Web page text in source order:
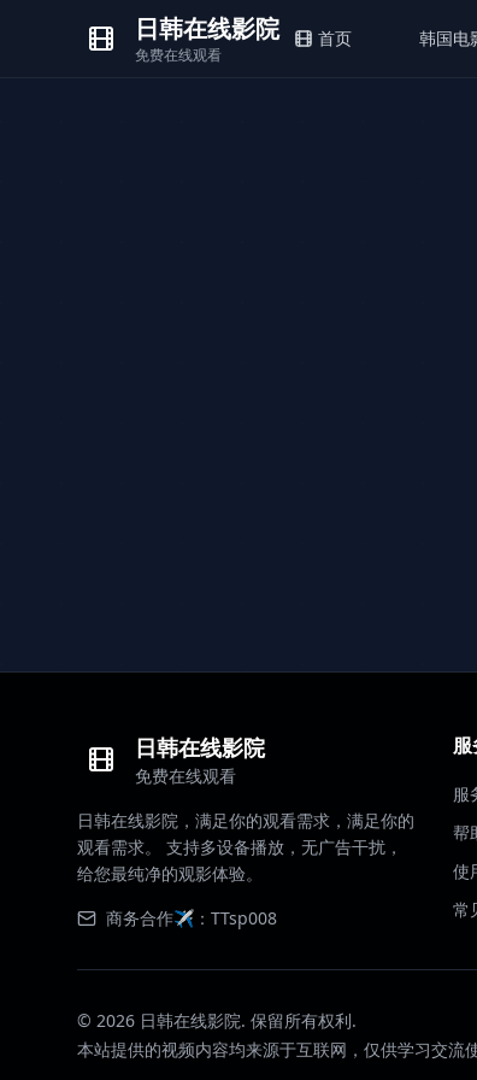
日韩在线影院
免费在线观看
首页 韩国电
日韩在线影院
免费在线观看
日韩在线影院，满足你的观看需求，满足你的
观看需求。 支持多设备播放，无广告干扰，
给您最纯净的观影体验。
商务合作✈️：TTsp008
服
帮
使
常
© 2026 日韩在线影院. 保留所有权利.
本站提供的视频内容均来源于互联网，仅供学习交流使